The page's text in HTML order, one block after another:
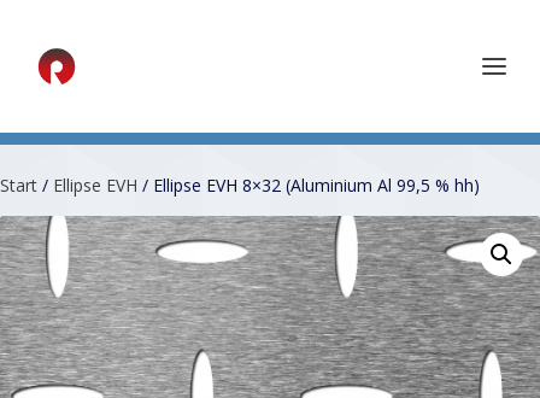
Start / Ellipse EVH / Ellipse EVH 8×32 (Aluminium Al 99,5 % hh)